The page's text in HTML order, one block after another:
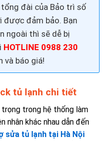
đài của Bảo trì số
được đảm bảo. Bạn
ngoài thì sẽ dễ bị
HOTLINE 0988 230
báo giá!
tủ lạnh chi tiết
trong hệ thống làm
nhân khác nhau dẫn đến
sửa tủ lạnh tại Hà Nội